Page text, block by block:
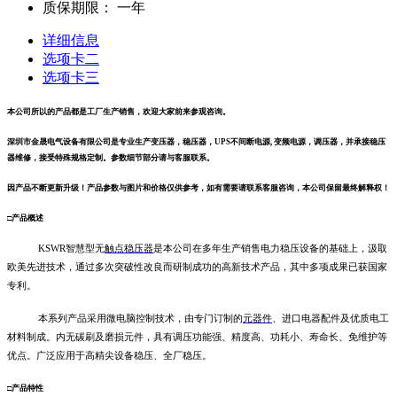
质保期限：
一年
详细信息
选项卡二
选项卡三
本公司所以的产品都是工厂生产销售，欢迎大家前来参观咨询。
深圳市金晟电气设备有限公司是专业生产变压器，稳压器， UPS不间断电源 , 变频电源，调压器 ， 并承接稳压
器维修，接受特殊规格定制。参数细节部分请与客服联系。
因产品不断更新升级！产品参数与图片和价格仅供参考，如有需要请联系客服咨询，本公司保留最终解释权！
□产品概述
KSWR智慧型无触点稳压器是本公司在多年生产销售电力稳压设备的基础上，汲取
欧美先进技术，通过多次突破性改良而研制成功的高新技术产品，其中多项成果已获国家
专利。
本系列产品采用微电脑控制技术，由专门订制的元器件 、进口电器配件及优质电工
材料制成。内无碳刷及磨损元件，具有调压功能强、精度高、功耗小、寿命长、免维护等
优点。广泛应用于高精尖设备稳压、全厂稳压。
□产品特性